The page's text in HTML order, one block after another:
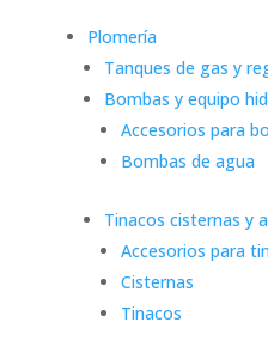
Plomería
Tanques de gas y
Bombas y equipo
Accesorios para
Bombas de agua
Tinacos cisternas y
Accesorios para
Cisternas
Tinacos